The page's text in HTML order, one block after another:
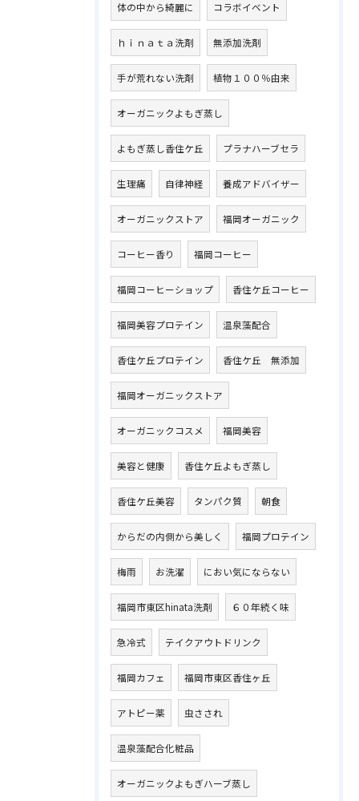
体の中から綺麗に コラボイベント
ｈｉｎａｔａ洗剤 無添加洗剤
手が荒れない洗剤 植物１００％由来
オーガニックよもぎ蒸し
よもぎ蒸し香住ケ丘 プラナハーブセラ
生理痛 自律神経 養成アドバイザー
オーガニックストア 福岡オーガニック
コーヒー香り 福岡コーヒー
福岡コーヒーショップ 香住ケ丘コーヒー
福岡美容プロテイン 温泉藻配合
香住ケ丘プロテイン 香住ケ丘 無添加
福岡オーガニックストア
オーガニックコスメ 福岡美容
美容と健康 香住ケ丘よもぎ蒸し
香住ケ丘美容 タンパク質 朝食
からだの内側から美しく 福岡プロテイン
梅雨 お洗濯 におい気にならない
福岡市東区hinata洗剤 ６０年続く味
急冷式 テイクアウトドリンク
福岡カフェ 福岡市東区香住ヶ丘
アトピー薬 虫さされ
温泉藻配合化粧品
オーガニックよもぎハーブ蒸し